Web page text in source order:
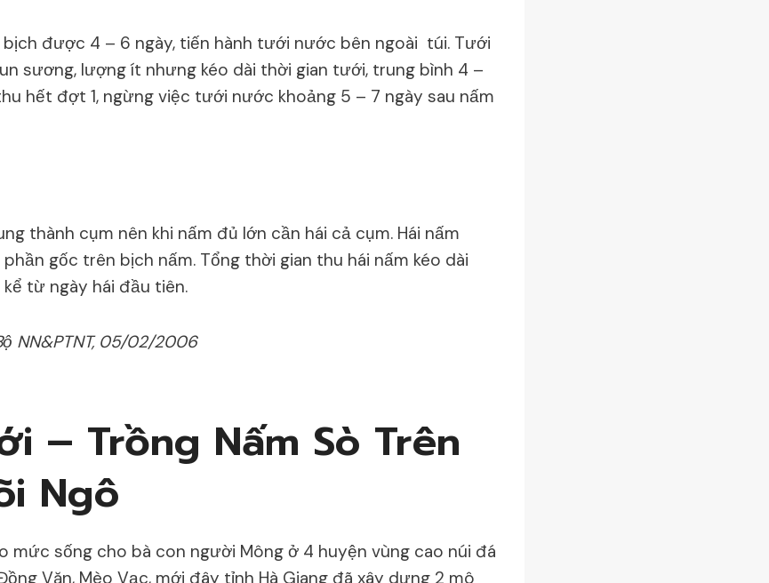
được 4 – 6 ngày, tiến hành tưới nước bên ngoài túi. Tưới
sương, lượng ít nhưng kéo dài thời gian tưới, trung bình 4 –
hết đợt 1, ngừng việc tưới nước khoảng 5 – 7 ngày sau nấm
thành cụm nên khi nấm đủ lớn cần hái cả cụm. Hái nấm
gốc trên bịch nấm. Tổng thời gian thu hái nấm kéo dài
từ ngày hái đầu tiên.
NN&PTNT, 05/02/2006
– Trồng Nấm Sò Trên
Ngô
mức sống cho bà con người Mông ở 4 huyện vùng cao núi đá
Văn, Mèo Vạc, mới đây tỉnh Hà Giang đã xây dựng 2 mô